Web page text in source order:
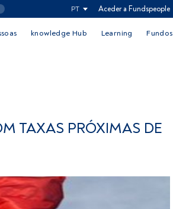
PT Aceder a Fundspeople
knowledge Hub Learning Fundos
TAXAS PRÓXIMAS DE